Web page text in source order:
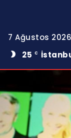
7 Ağustos 2026
25 C